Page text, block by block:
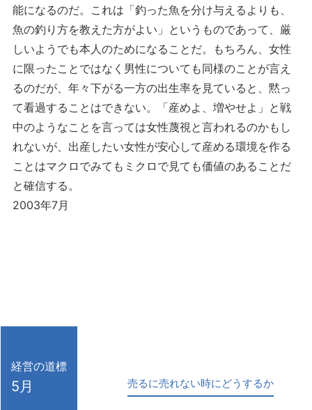
能になるのだ。これは「釣った魚を分け与えるよりも、
魚の釣り方を教えた方がよい」というものであって、厳
しいようでも本人のためになることだ。もちろん、女性
に限ったことではなく男性についても同様のことが言え
るのだが、年々下がる一方の出生率を見ていると、黙っ
て看過することはできない。「産めよ、増やせよ」と戦
中のようなことを言っては女性蔑視と言われるのかもし
れないが、出産したい女性が安心して産める環境を作る
ことはマクロでみてもミクロで見ても価値のあることだ
と確信する。
2003年7月
経営の道標
5月 売るに売れない時にどうするか